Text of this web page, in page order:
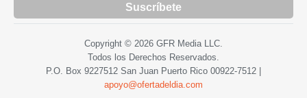
Suscríbete
Copyright © 2026 GFR Media LLC.
Todos los Derechos Reservados.
P.O. Box 9227512 San Juan Puerto Rico 00922-7512 |
apoyo@ofertadeldia.com